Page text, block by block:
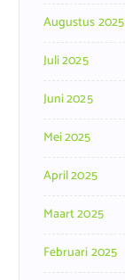
Augustus 2025
Juli 2025
Juni 2025
Mei 2025
April 2025
Maart 2025
Februari 2025